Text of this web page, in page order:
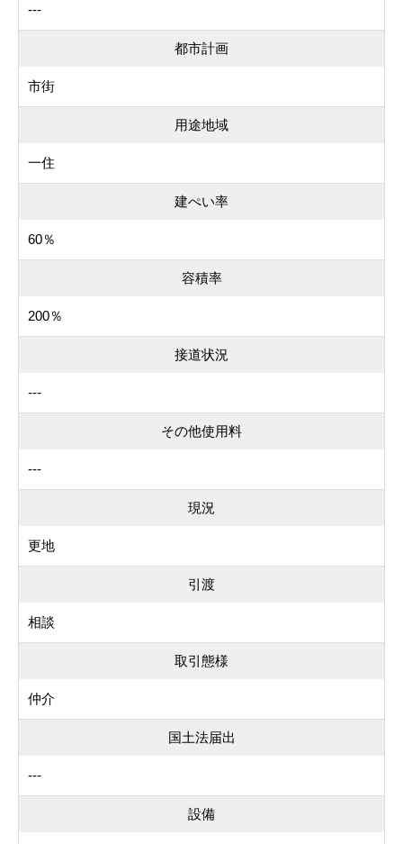
---
都市計画
市街
用途地域
一住
建ぺい率
60％
容積率
200％
接道状況
---
その他使用料
---
現況
更地
引渡
相談
取引態様
仲介
国土法届出
---
設備